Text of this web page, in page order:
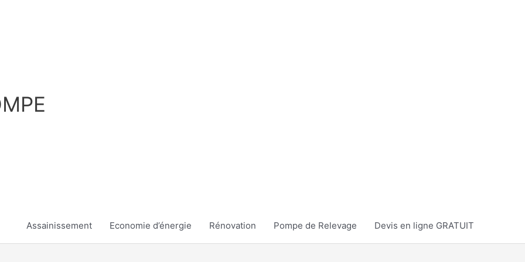
Assainissement Economie d’énergie Rénovation Pompe de Relevage Devis en ligne GRATUIT